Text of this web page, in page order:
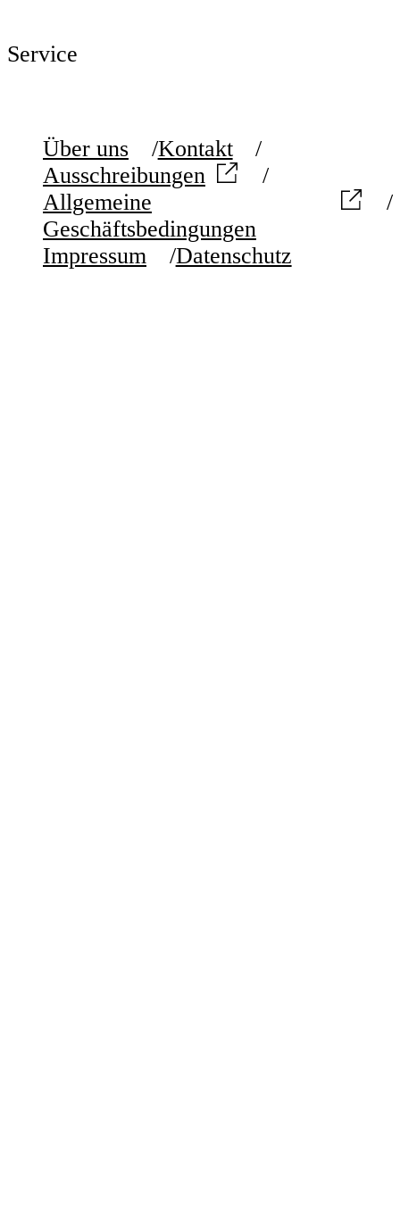
Service
Über uns
Kontakt
Ausschreibungen
Allgemeine
Geschäftsbedingungen
Impressum
Datenschutz